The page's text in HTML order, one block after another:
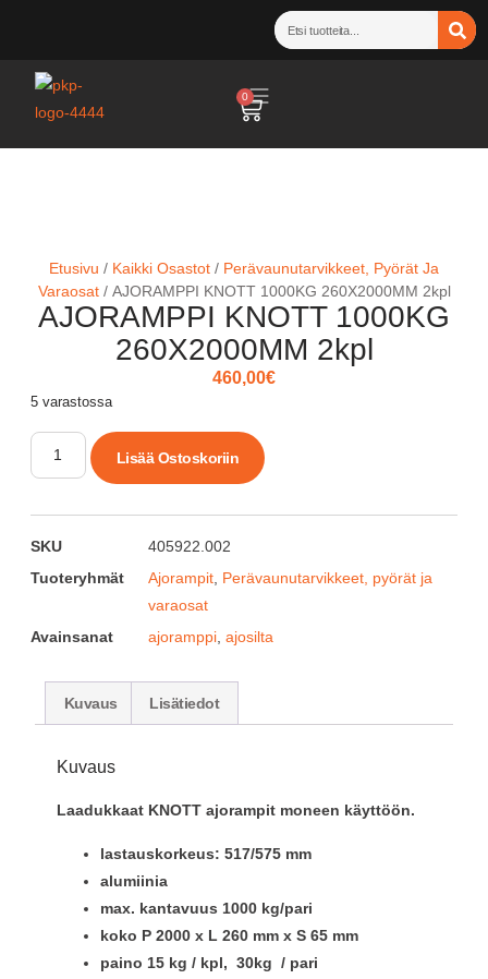
0
Etusivu / Kaikki Osastot / Perävaunutarvikkeet, Pyörät Ja
Varaosat/ AJORAMPPI KNOTT 1000KG 260X2000MM 2kpl
AJORAMPPI KNOTT 1000KG
260X2000MM 2kpl
460,00€
5 varastossa
Lisää Ostoskoriin
SKU
405922.002
Tuoteryhmät
Ajorampit Perävaunutarvikkeet, pyörät ja
varaosat
Avainsanat
ajoramppi ajosilta
Kuvaus Lisätiedot
Kuvaus
Laadukkaat KNOTT ajorampit moneen käyttöön.
lastauskorkeus: 517/575 mm
alumiinia
max. kantavuus 1000 kg/pari
koko P 2000 x L 260 mm x S 65 mm
paino 15 kg / kpl, 30kg / pari